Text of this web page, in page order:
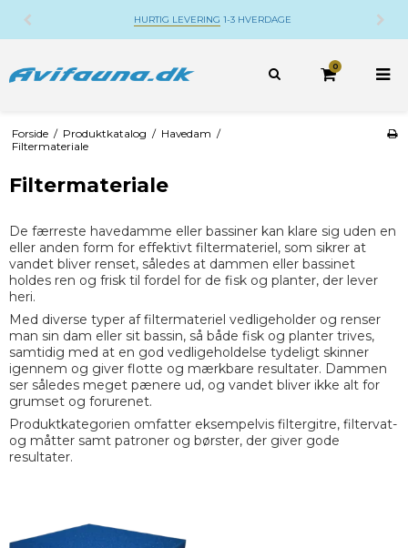
DANSK WEBSHOP BELIGGENDE PÅ
0
Forside / Produktkatalog / Havedam /
Filtermateriale
Filtermateriale
De færreste havedamme eller bassiner kan klare sig uden en
eller anden form for effektivt filtermateriel, som sikrer at
vandet bliver renset, således at dammen eller bassinet
holdes ren og frisk til fordel for de fisk og planter, der lever
heri.
Med diverse typer af filtermateriel vedligeholder og renser
man sin dam eller sit bassin, så både fisk og planter trives,
samtidig med at en god vedligeholdelse tydeligt skinner
igennem og giver flotte og mærkbare resultater. Dammen
ser således meget pænere ud, og vandet bliver ikke alt for
grumset og forurenet.
Produktkategorien omfatter eksempelvis filtergitre, filtervat-
og måtter samt patroner og børster, der giver gode
resultater.